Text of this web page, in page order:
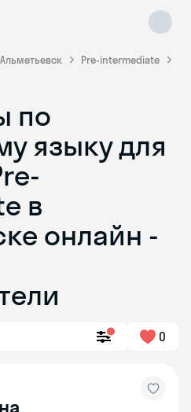
Альметьевск
Pre-intermediate
по
языку для
в
онлайн -
0